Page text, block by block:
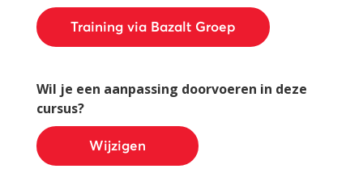
Training via Bazalt Groep
Wil je een aanpassing doorvoeren in deze
cursus?
Wijzigen